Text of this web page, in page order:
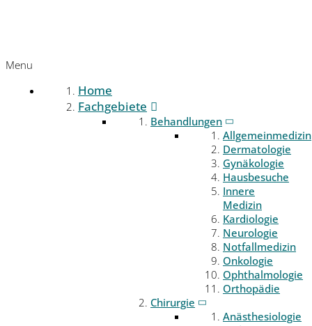
Menu
Home
Fachgebiete
Behandlungen
Allgemeinmedizin
Dermatologie
Gynäkologie
Hausbesuche
Innere
Medizin
Kardiologie
Neurologie
Notfallmedizin
Onkologie
Ophthalmologie
Orthopädie
Chirurgie
Anästhesiologie